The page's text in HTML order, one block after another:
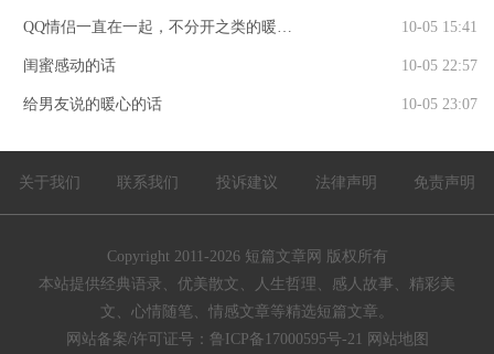
QQ情侣一直在一起，不分开之类的暖心
话
10-05 15:41
闺蜜感动的话 10-05 22:57
给男友说的暖心的话 10-05 23:07
关于我们 联系我们 投诉建议 法律声明 免责声明
Copyright 2011-2026 短篇文章网 版权所有
本站提供经典语录、优美散文、人生哲理、感人故事、精彩美
文、心情随笔、情感文章等精选短篇文章。
网站备案/许可证号： 鲁ICP备17000595号-21 网站地图